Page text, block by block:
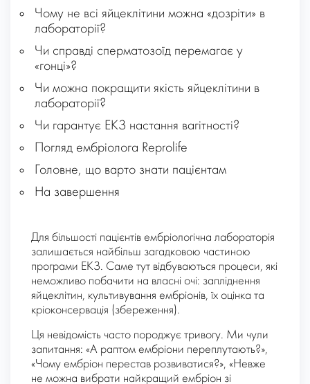
Чому не всі яйцеклітини можна «дозріти» в
лабораторії?
Чи справді сперматозоїд перемагає у
«гонці»?
Чи можна покращити якість яйцеклітини в
лабораторії?
Чи гарантує ЕКЗ настання вагітності?
Погляд ембріолога Reprolife
Головне, що варто знати пацієнтам
На завершення
Для більшості пацієнтів ембріологічна лабораторія
залишається найбільш загадковою частиною
програми ЕКЗ. Саме тут відбуваються процеси, які
неможливо побачити на власні очі: запліднення
яйцеклітин, культивування ембріонів, їх оцінка та
кріоконсервація (збереження).
Ця невідомість часто породжує тривогу. Ми чули
запитання: «А раптом ембріони переплутають?»,
«Чому ембріон перестав розвиватися?», «Невже
не можна вибрати найкращий ембріон зі